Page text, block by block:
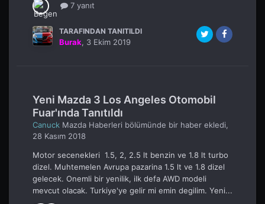
7 yanıt
TARAFINDAN TANITILDI
Burak, 3 Ekim 2019
Yeni Mazda 3 Los Angeles Otomobil
Fuar'ında Tanıtıldı
Canuck Mazda Haberleri bölümünde bir haber ekledi,
28 Kasım 2018
Motor secenekleri 1.5, 2, 2.5 lt benzin ve 1.8 lt turbo
dizel. Muhtemelen Avrupa pazarina 1.5 lt ve 1.8 dizel
gelecek. Onemli bir yenilik, ilk defa AWD modeli
mevcut olacak. Turkiye'ye gelir mi emin degilim. Yeni...